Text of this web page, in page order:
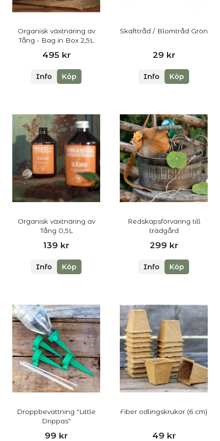
Organisk växtnäring av
Tång - Bag in Box 2,5L
495 kr
Info Köp
Skafttråd / Blomtråd Grön
29 kr
Info Köp
Organisk växtnäring av
Tång 0,5L
139 kr
Info Köp
Redskapsförvaring till
trädgård
299 kr
Info Köp
Droppbevattning "Little
Drippas"
99 kr
Fiber odlingskrukor (6 cm)
49 kr